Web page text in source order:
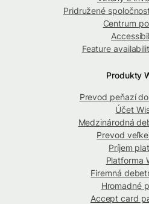
Pridružené
Centrum
Feature
Produkty
Prevod peňazí
Účet
Medzinárodná
Prevod
Príjem
Platforma
Firemná
Hromadné
Accept card